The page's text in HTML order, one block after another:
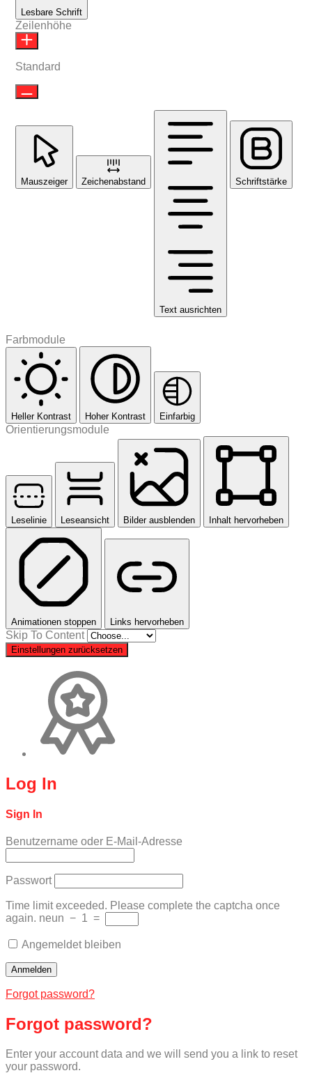
Lesbare Schrift
Zeilenhöhe
Standard
Mauszeiger Zeichenabstand
Text ausrichten
Schriftstärke
Farbmodule
Heller Kontrast Hoher Kontrast Einfarbig
Orientierungsmodule
Leselinie Leseansicht Bilder ausblenden Inhalt hervorheben
Animationen stoppen Links hervorheben
Skip To Content
Einstellungen zurücksetzen
Log In
Sign In
Benutzername oder E-Mail-Adresse
Passwort
Time limit exceeded. Please complete the captcha once
again. neun − 1 =
Angemeldet bleiben
Forgot password?
Forgot password?
Enter your account data and we will send you a link to reset
your password.